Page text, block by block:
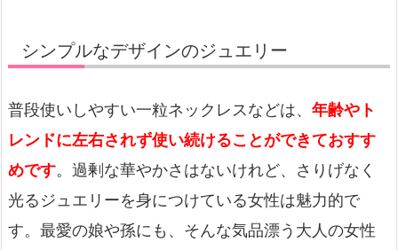
シンプルなデザインのジュエリー
普段使いしやすい一粒ネックレスなどは、 年齢やト
レンドに左右されず使い続けることができておすす
めです。過剰な華やかさはないけれど、さりげなく
光るジュエリーを身につけている女性は魅力的で
す。最愛の娘や孫にも、そんな気品漂う大人の女性